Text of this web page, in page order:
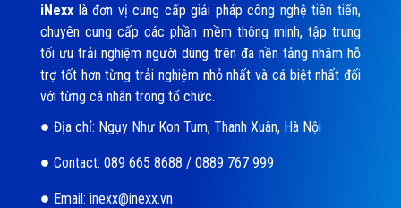
iNexx là đơn vị cung cấp giải pháp công nghệ tiên tiến,
chuyên cung cấp các phần mềm thông minh, tập trung
tối ưu trải nghiệm người dùng trên đa nền tảng nhằm hỗ
trợ tốt hơn từng trải nghiệm nhỏ nhất và cá biệt nhất đối
với từng cá nhân trong tổ chức.
Địa chỉ: Ngụy Như Kon Tum, Thanh Xuân, Hà Nội
Contact: 089 665 8688 / 0889 767 999
Email: inexx@inexx.vn